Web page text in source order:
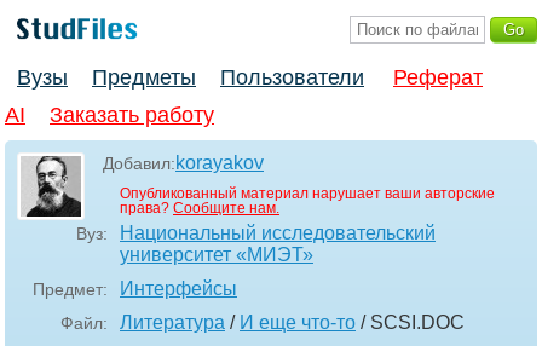
Вузы Предметы Пользователи
Реферат
AI
Заказать работу
Добавил:korayakov
Опубликованный материал нарушает ваши авторские
права? Сообщите нам.
Вуз:
Национальный исследовательский
университет «МИЭТ»
Предмет: Интерфейсы
Файл: Литература / И еще что-то / SCSI .DOC